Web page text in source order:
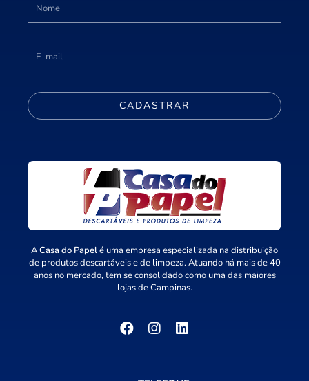
CADASTRAR
ACasa do Papelé uma empresa especializada na distribuição
de produtos descartáveis e de limpeza. Atuando há mais de 40
anos no mercado, tem se consolidado como uma das maiores
lojas de Campinas.